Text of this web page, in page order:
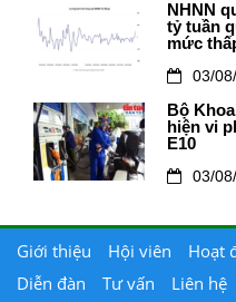
NHNN
tỷ tuần
mức
03/
Bộ
hiện vi
E10
03/
Giới thiệu Hội viên Hoạt
Diễn đàn
Tư vấn Liên hệ